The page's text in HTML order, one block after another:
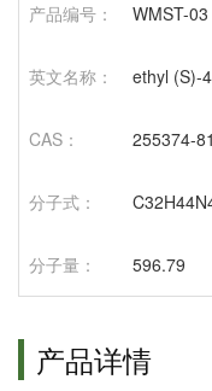
产品编号： WMST-03
英文名称： ethyl (S)-
CAS： 255374-
分子式：
分子量： 596.79
产品详情